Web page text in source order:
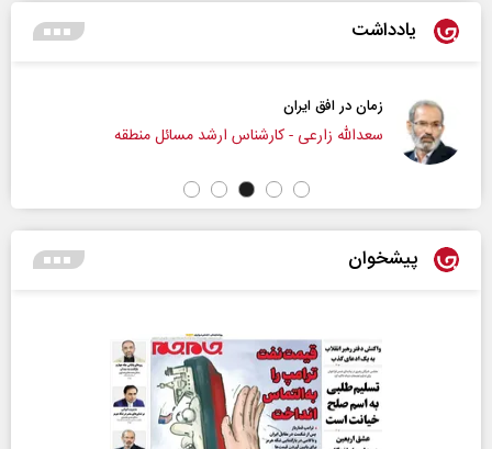
یادداشت
زمان در افق ایران
سعدالله زارعی - کارشناس ارشد مسائل منطقه
پیشخوان